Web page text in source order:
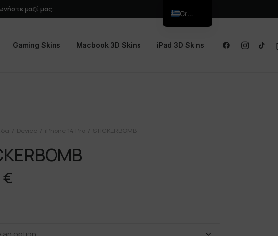
μαζί μας.
Gaming Skins Macbook 3D Skins iPad 3D Skins
Device iPhone 14 Pro STICKERBOMB
€
Greek